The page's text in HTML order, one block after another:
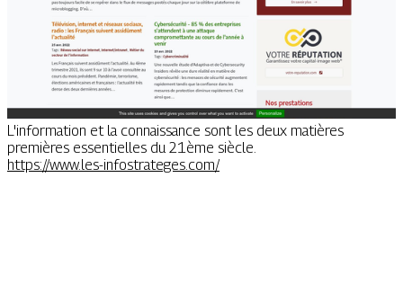
L'information et la connaissance sont les deux matières
premières essentielles du 21ème siècle.
https://www.les-infostrateges.com/